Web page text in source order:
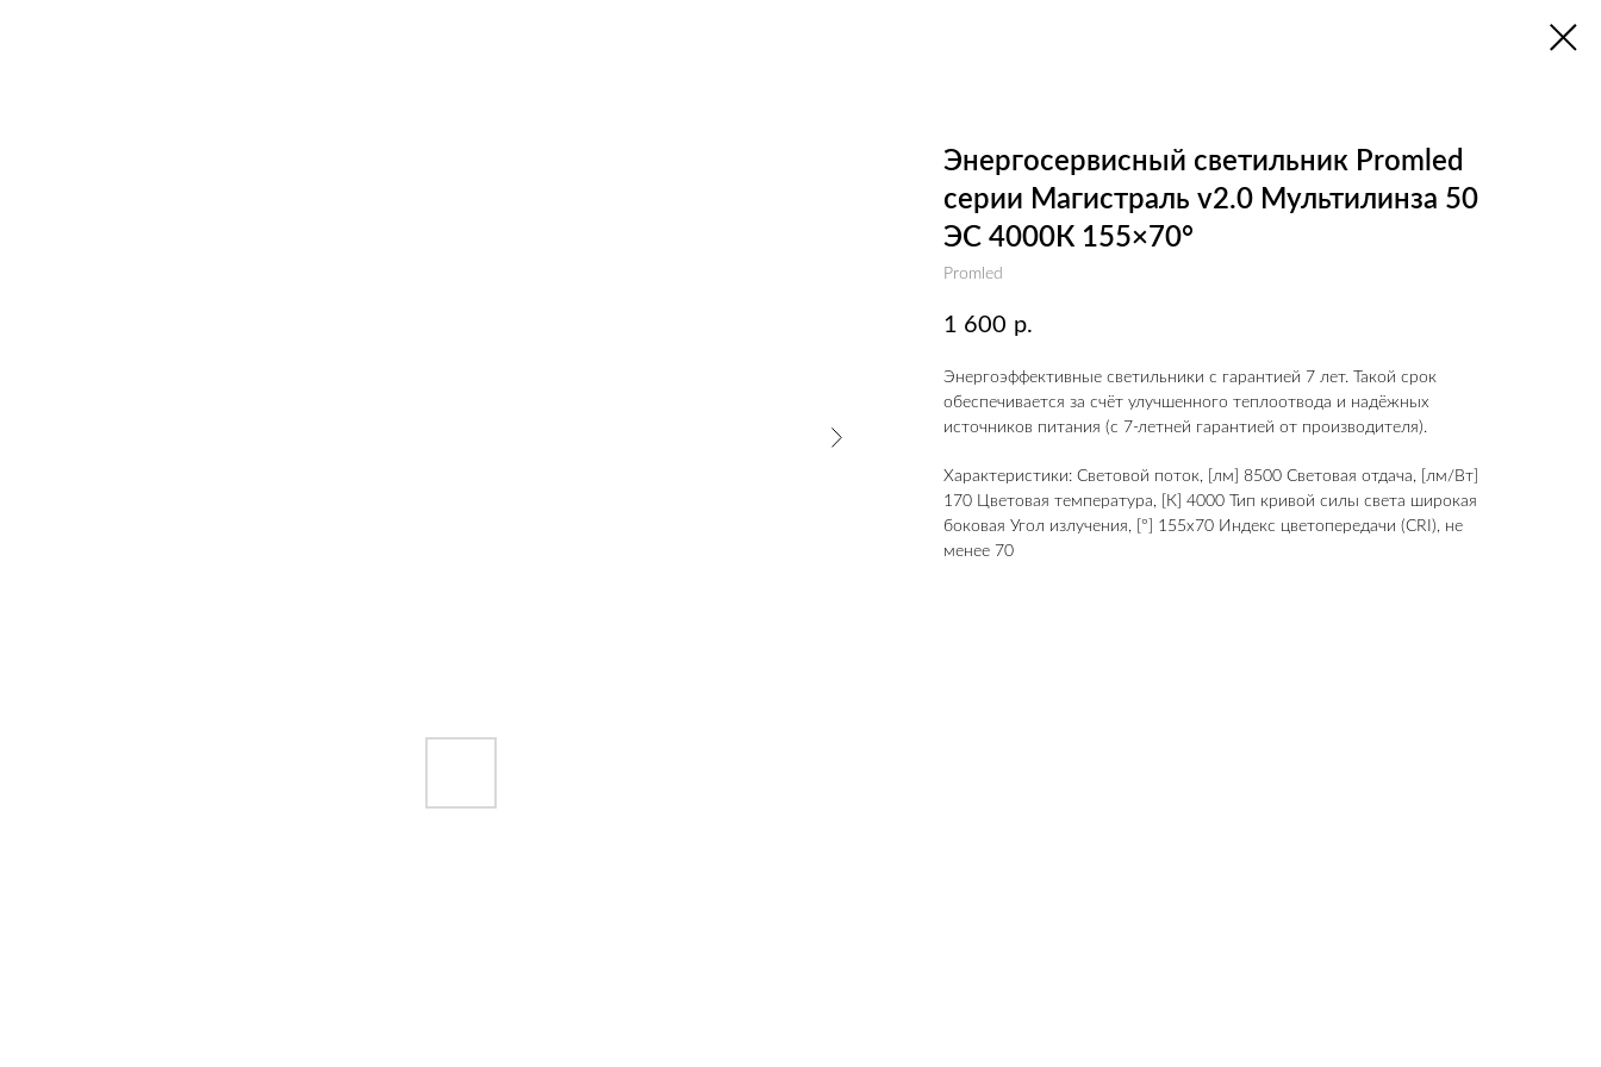
Энергосервисный светильник Promled
серии Магистраль v2.0 Мультилинза 50
ЭС 4000К 155×70°
Promled
1 600 р.
Энергоэффективные светильники с гарантией 7 лет. Такой срок
обеспечивается за счёт улучшенного теплоотвода и надёжных
источников питания (с 7-летней гарантией от производителя).
Характеристики: Световой поток, [лм] 8500 Световая отдача, [лм/Вт]
170 Цветовая температура, [К] 4000 Тип кривой силы света широкая
боковая Угол излучения, [°] 155x70 Индекс цветопередачи (CRI), не
менее 70